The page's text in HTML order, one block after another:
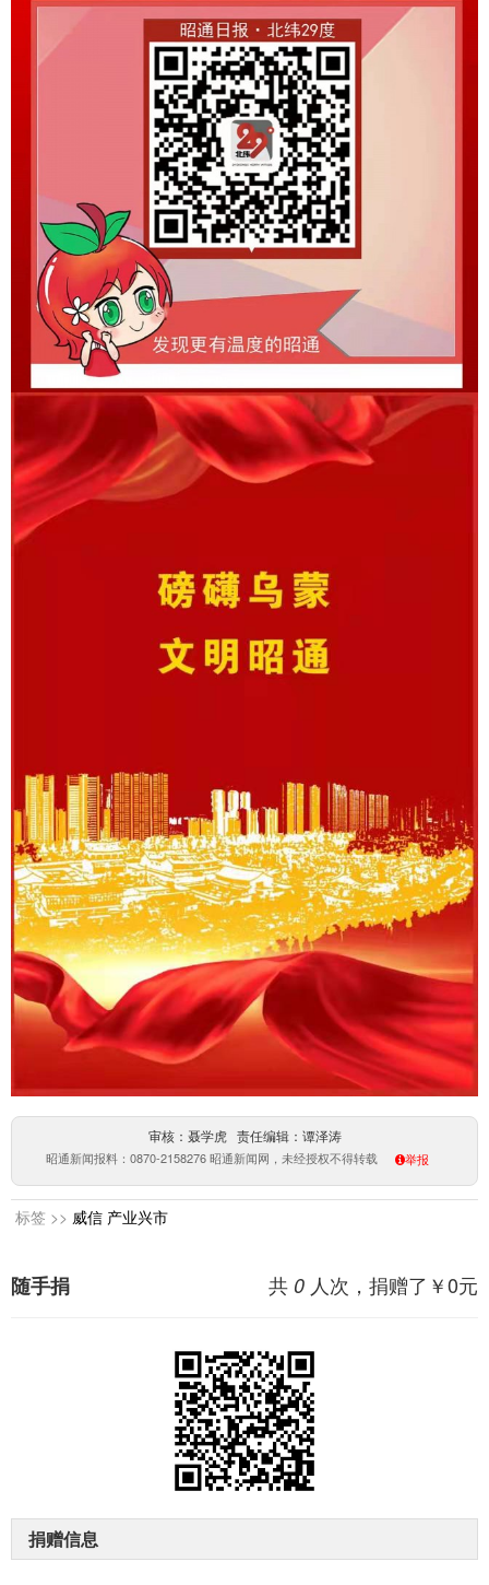
审核：聂学虎 责任编辑：谭泽涛
昭通新闻报料：0870-2158276 昭通新闻网，未经授权不得转载 举报
标签 >> 威信 产业兴市
共 0 人次，捐赠了￥0元
随手捐
捐赠信息